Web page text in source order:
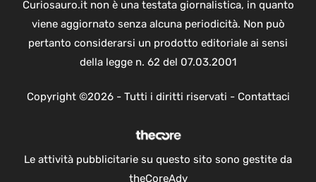
Curiosauro.it non è una testata giornalistica, in quanto
viene aggiornato senza alcuna periodicità. Non può
pertanto considerarsi un prodotto editoriale ai sensi
della legge n. 62 del 07.03.2001
Copyright ©2026 - Tutti i diritti riservati - Contattaci
Le attività pubblicitarie su questo sito sono gestite da
theCoreAdv